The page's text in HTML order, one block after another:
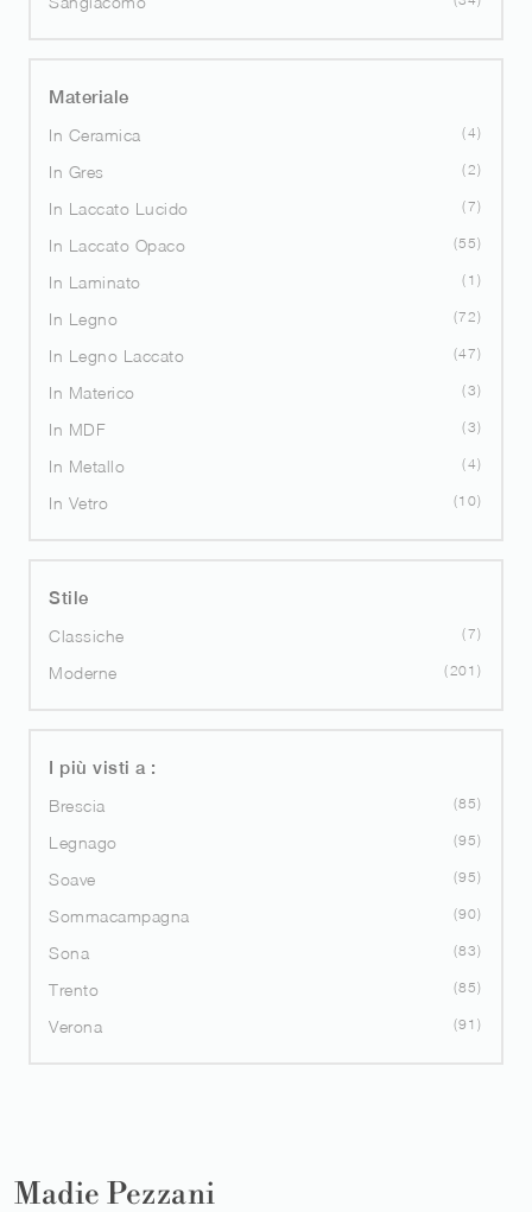
Materiale
In Ceramica
4
In Gres 2
In Laccato Lucido 7
In Laccato Opaco 55
In Laminato 1
In Legno 72
In Legno Laccato 47
In Materico 3
In MDF 3
In Metallo 4
In Vetro 10
Stile
Classiche
7
Moderne 201
I più visti a :
Brescia
85
Legnago 95
Soave 95
Sommacampagna 90
Sona 83
Trento 85
Verona 91
Madie Pezzani